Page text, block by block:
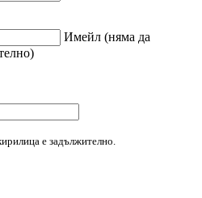
Имейл (няма да
е задължително.